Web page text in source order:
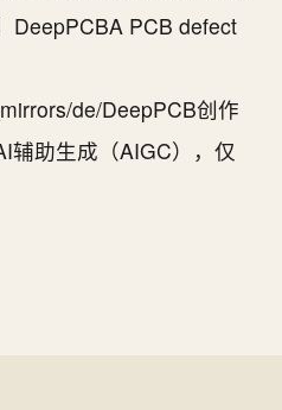
DeepPCBA PCB defect
de/DeepPCB创作
辅助生成（AIGC），仅